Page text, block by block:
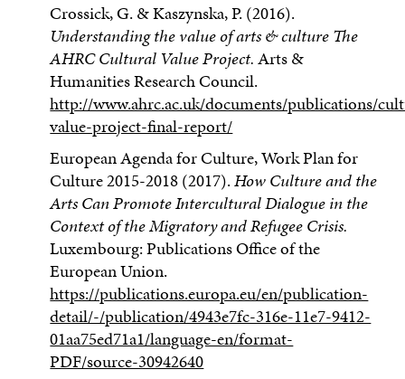
Crossick, G. & Kaszynska, P. (2016).
Understanding the value of arts & culture The
AHRC Cultural Value Project.Arts &
Humanities Research Council.
http://www.ahrc.ac.uk/documents/publications/
value-project-final-report/
European Agenda for Culture, Work Plan for
Culture 2015-2018 (2017).How Culture and the
Arts Can Promote Intercultural Dialogue in the
Context of the Migratory and Refugee Crisis.
Luxembourg: Publications Office of the
European Union.
https://publications.europa.eu/en/publication-
detail/-/publication/4943e7fc-316e-11e7-9412-
01aa75ed71a1/language-en/format-
PDF/source-30942640